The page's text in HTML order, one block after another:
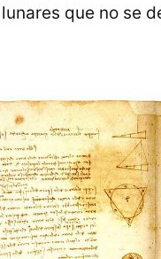
que no se